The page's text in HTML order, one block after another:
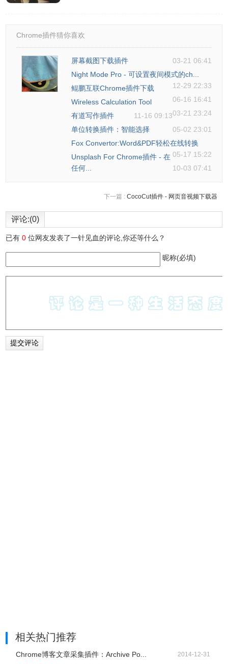
6、文章下载完成后都会以markdown格式保存。
2、这款插件只能在知乎用户的文章专栏页面生效。
知乎文章下载插件联系方式
Chrome插件猜你喜欢
屏幕截图下载插件
03-21 06:41
Night Mode Pro - 可设置夜间模式的ch...
12-29 22:33
鲲鹏互联Chrome插件下载
06-16 16:41
Wireless Calculation Tool
03-21 23:24
有道写作插件
11-16 09:13
单位转换插件：智能选择
05-02 23:01
Fox Convertor:Word&PDF轻松在线转换
05-17 15:22
Unsplash For Chrome插件 - 在
任何...
10-03 07:41
下一篇 : CocoCut插件 - 网页音视频下载器
评论:(0)
已有0 位网友发表了一针见血的评论,你还等什么？
昵称(必填)
相关热门推荐
Chrome博客文章采集插件：Archive Po... 2014-12-31